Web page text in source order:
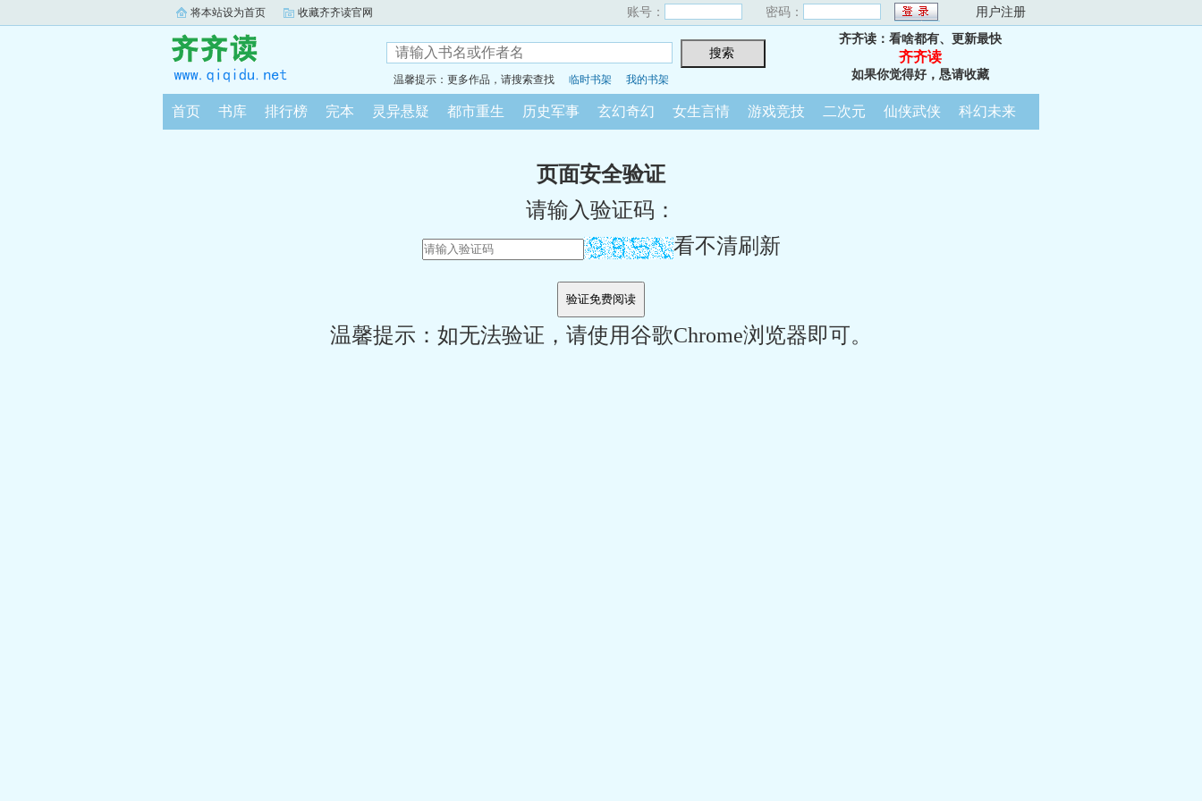
将本站设为首页 收藏齐齐读官网 账号： 密码： 用户注册
温馨提示：更多作品，请搜索查找 临时书架 我的书架
齐齐读：看啥都有、更新最快
齐齐读
如果你觉得好，恳请收藏
首页 书库 排行榜 完本 灵异悬疑 都市重生 历史军事 玄幻奇幻 女生言情 游戏竞技 二次元 仙侠武侠 科幻未来
页面安全验证
请输入验证码：
看不清刷新
温馨提示：如无法验证，请使用谷歌Chrome浏览器即可。